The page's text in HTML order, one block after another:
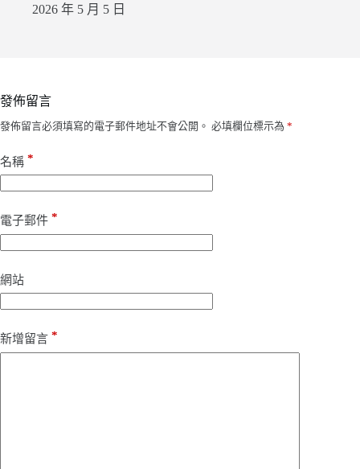
2026 年 5 月 5 日
發佈留言
發佈留言必須填寫的電子郵件地址不會公開。 必填欄位標示為 *
名稱 *
電子郵件 *
網站
新增留言 *